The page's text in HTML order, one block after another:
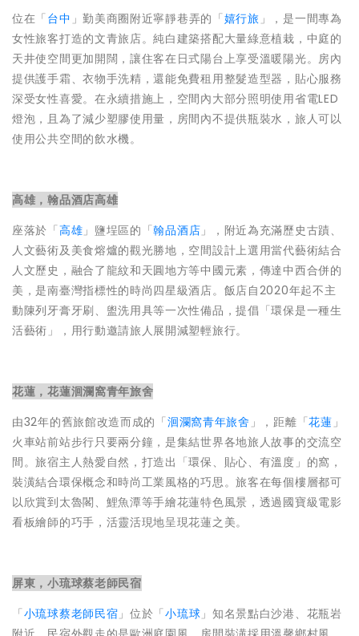
位在「台中 」勤美商圈附近寧靜巷弄的「嬉行旅」，是一間專為
女性旅客打造的文青旅店。純白建築搭配大量綠意植栽，中庭的
天井使空間更加開闊，讓住客在日式陽台上享受溫暖陽光。房內
提供護手霜、衣物手洗精，還能免費租用整髮造型器，貼心服務
深受女性喜愛。在永續措施上，空間內大部分照明使用省電LED
燈泡，且為了減少塑膠使用量，房間內不提供瓶裝水，旅人可以
使用公共空間的飲水機。
高雄，翰品酒店高雄
座落於「高雄」鹽埕區的「翰品酒店」，附近為充滿歷史古蹟、
人文藝術及美食熔爐的觀光勝地，空間設計上選用當代藝術結合
人文歷史，融合了龍紋和天圓地方等中國元素，傳達中西合併的
美，是南臺灣指標性的時尚四星級酒店。飯店自2020年起不主
動陳列牙膏牙刷、盥洗用具等一次性備品，提倡「環保是一種生
活藝術」，用行動邀請旅人展開減塑輕旅行。
花蓮，花蓮洄瀾窩青年旅舍
由32年的舊旅館改造而成的「洄瀾窩青年旅舍 」，距離「花蓮」
火車站前站步行只要兩分鐘，是集結世界各地旅人故事的交流空
間。旅宿主人熱愛自然，打造出「環保、貼心、有溫度」的窩，
裝潢結合環保概念和時尚工業風格的巧思。旅客在每個樓層都可
以欣賞到太魯閣、鯉魚潭等手繪花蓮特色風景，透過國寶級電影
看板繪師的巧手，活靈活現地呈現花蓮之美。
屏東，小琉球蔡老師民宿
「小琉球蔡老師民宿」位於「小琉球」知名景點白沙港、花瓶岩